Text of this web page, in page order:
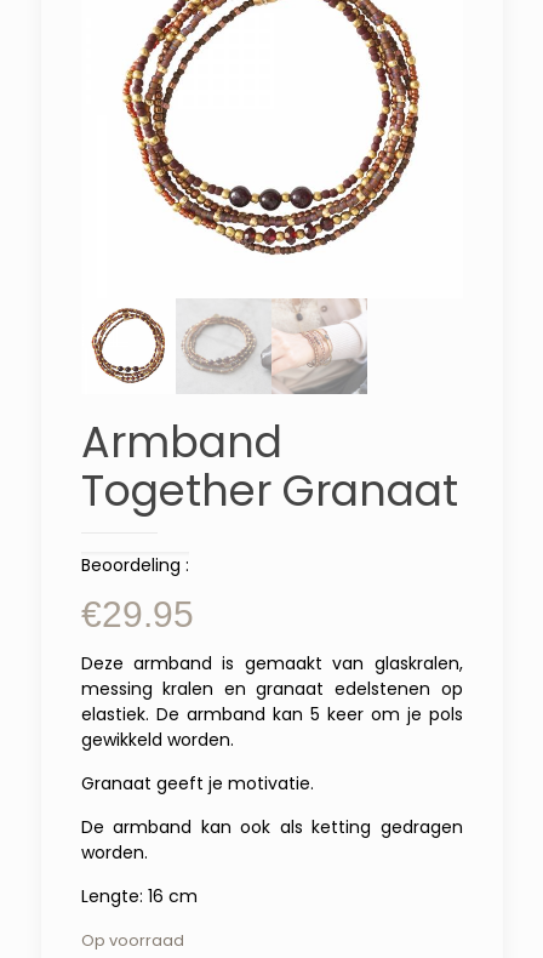
Armband
Together Granaat
Beoordeling :
€29.95
Deze armband is gemaakt van glaskralen,
messing kralen en granaat edelstenen op
elastiek. De armband kan 5 keer om je pols
gewikkeld worden.
Granaat geeft je motivatie.
De armband kan ook als ketting gedragen
worden.
Lengte: 16 cm
Op voorraad